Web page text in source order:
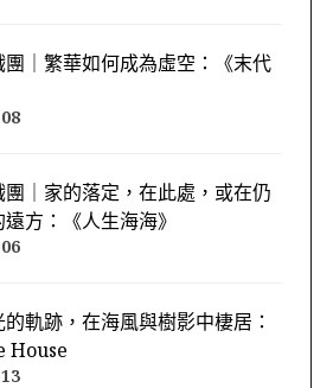
團｜繁華如何成為虛空：《末代
｜家的落定，在此處，或在仍
方：《人生海海》
軌跡，在海風與樹影中棲居：
House